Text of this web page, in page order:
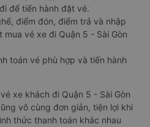
để tiến hành đặt vé.
điểm đón, điểm trả và nhập
vé xe đi Quận 5 - Sài Gòn
toán vé phù hợp và tiến hành
xe khách đi Quận 5 - Sài Gòn
vô cùng đơn giản, tiện lợi khi
thức thanh toán khác nhau